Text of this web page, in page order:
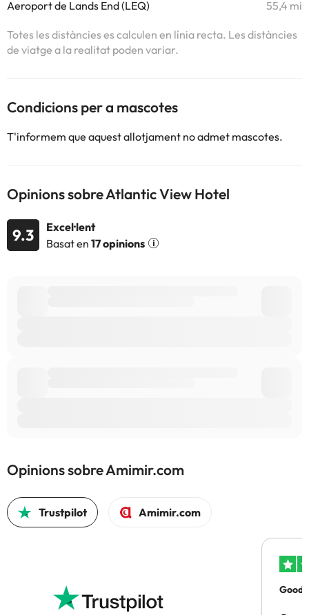
Aeroport de Lands End (LEQ) 55,4 mi
Totes les distàncies es calculen en línia recta. Les distàncies
de viatge a la realitat poden variar.
Condicions per a mascotes
T'informem que aquest allotjament no admet mascotes.
Opinions sobre Atlantic View Hotel
9.3
Excel·lent
Basat en 17 opinions
Opinions sobre Amimir.com
Trustpilot Amimir.com
Good